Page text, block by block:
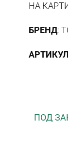
ПОД
НА
БРЕНД:
АРТИКУЛ